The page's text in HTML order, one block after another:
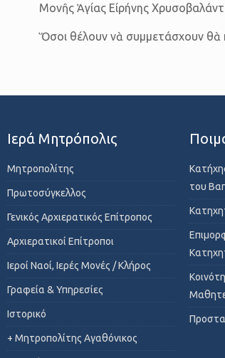
Μονῆς Ἁγίας Είρήνης
Ὅσοι θέλουν νὰ συμμετάσχουν θὰ
Ιερά Μητρόπολις
Μητροπολίτης
Πρωτοσύγκελλος
Γενικός Αρχιερατικός Επίτροπος
Αρχιερατικοί Επίτροποι
Ιεροί Ναοί, Ιερές Μονές / Κλήρος
Γραφεία & Υπηρεσίες
Ιστορικό
+ Μητροπολίτης Αγαθόνικος
του